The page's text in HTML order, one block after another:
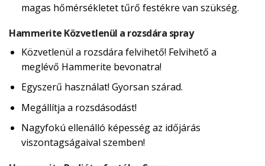
magas hőmérsékletet tűrő festékre van szükség.
Hammerite Közvetlenül a rozsdára spray
Közvetlenül a rozsdára felvihető! Felvihető a
meglévő Hammerite bevonatra!
Egyszerű használat! Gyorsan szárad.
Megállítja a rozsdásodást!
Nagyfokú ellenálló képesség az időjárás
viszontagságaival szemben!